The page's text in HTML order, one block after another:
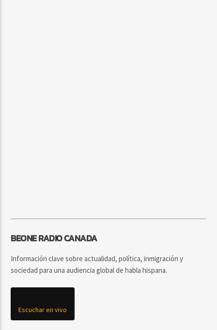
BEONE RADIO CANADA
Información clave sobre actualidad, política, inmigración y
sociedad para una audiencia global de habla hispana.
Escuchar en vivo